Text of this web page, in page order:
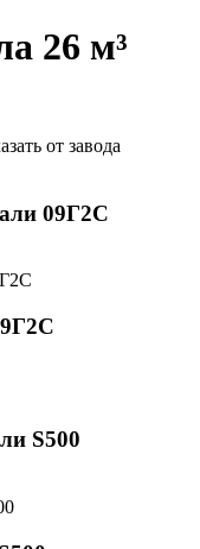
26 м³
09Г2С
S500